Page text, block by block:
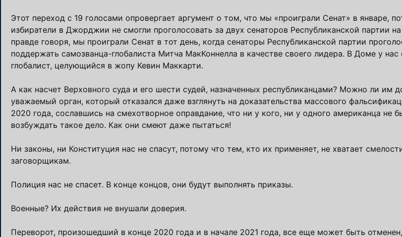
Этот переход с 19 голосами опровергает аргумент о том, что мы «проиграли Сенат» в январе,
избиратели в Джорджии не смогли проголосовать за двух сенаторов Республиканской партии
правде говоря, мы проиграли Сенат в тот день, когда сенаторы Республиканской партии
поддержать самозванца-глобалиста Митча МакКоннелла в качестве своего лидера. В Доме у
глобалист, целующийся в жопу Кевин Маккарти.
А как насчет Верховного суда и его шести судей, назначенных республиканцами? Можно ли им
уважаемый орган, который отказался даже взглянуть на доказательства массового
2020 года, сославшись на смехотворное оправдание, что ни у кого, ни у одного американца не
возбуждать такое дело. Как они смеют даже пытаться!
Ни законы, ни Конституция нас не спасут, потому что тем, кто их применяет, не хватает
заговорщикам.
Полиция нас не спасет. В конце концов, они будут выполнять приказы.
Военные? Их действия не внушали доверия.
Переворот, произошедший в конце 2020 года и в начале 2021 года, все еще может быть